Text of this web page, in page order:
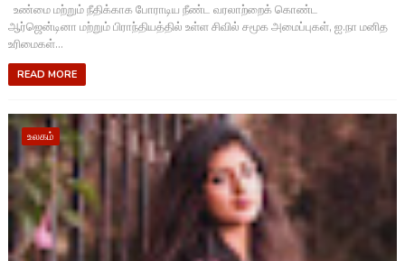
உண்மை மற்றும் நீதிக்காக போராடிய நீண்ட வரலாற்றைக் கொண்ட
ஆர்ஜென்டினா மற்றும் பிராந்தியத்தில் உள்ள சிவில் சமூக அமைப்புகள், ஐ.நா மனித
உரிமைகள்...
READ MORE
உலகம்